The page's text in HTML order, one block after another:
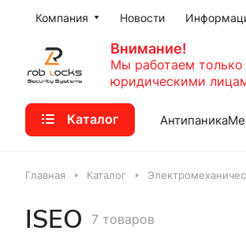
Компания Новости
Внимание!
Мы работаем только
юридическими
Каталог Антипаника
Главная Каталог
ISEO 7 товаров